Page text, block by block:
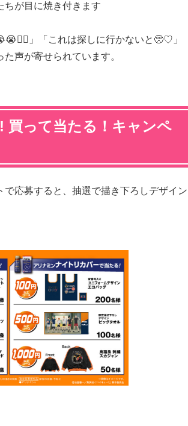
ちが目に焼き付きます
」「これは探しに行かないと🥺♡」
声が寄せられています。
買って当たる！キャンペ
応募すると、抽選で描き下ろしデザイン